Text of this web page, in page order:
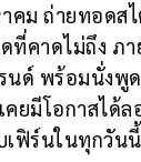
คม ถ่ายทอดส
ที่คาดไม่ถึง ภา
นด์ พร้อมนั่งพู
ยมีโอกาสได้ล
เฟิร์นในทุกวันนี้